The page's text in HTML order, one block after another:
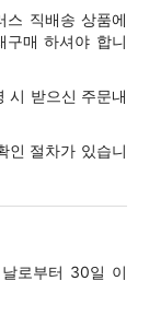
스 직배송 상품에
매 하셔야 합니
시 받으신 주문내
인 절차가 있습니
로부터 30일 이